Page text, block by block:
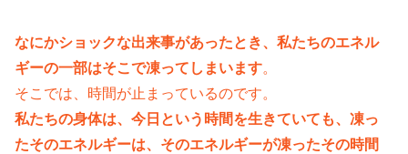
なにかショックな出来事があったとき、私たちのエネル
ギーの一部はそこで凍ってしまいます。
そこでは、時間が止まっているのです。
私たちの身体は、今日という時間を生きていても、凍っ
たそのエネルギーは、そのエネルギーが凍ったその時間